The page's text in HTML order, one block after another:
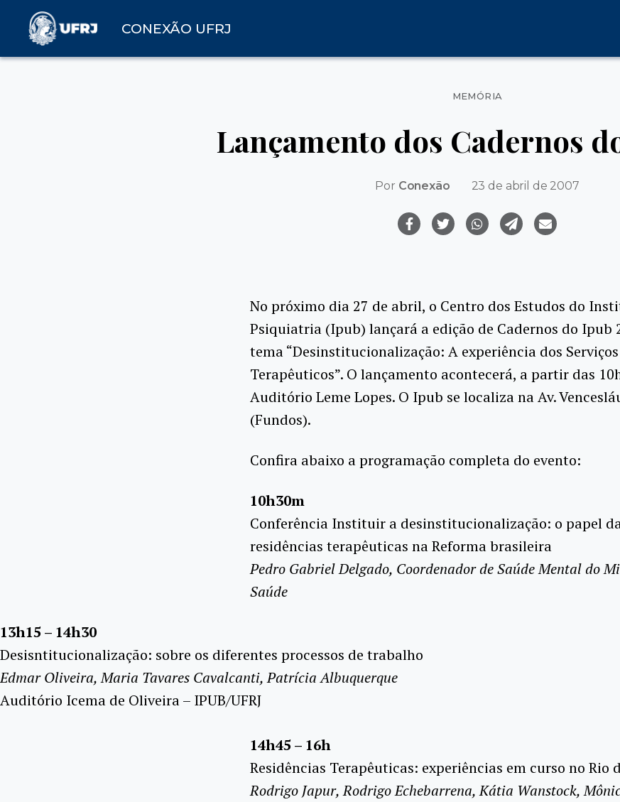
CONEXÃO UFRJ
Categorias
MEMÓRIA
Lançamento dos Cadernos
Por Conexão 23 de abril de 2007
No próximo dia 27 de abril, o Centro dos Estudos do
Psiquiatria (Ipub) lançará a edição de Cadernos do Ipub
tema “Desinstitucionalização: A experiência dos
Terapêuticos”. O lançamento acontecerá, a partir das
Auditório Leme Lopes. O Ipub se localiza na Av.
(Fundos).
Confira abaixo a programação completa do evento:
10h30m
Conferência Instituir a desinstitucionalização: o papel
residências terapêuticas na Reforma brasileira
Pedro Gabriel Delgado, Coordenador de Saúde Mental do
Saúde
13h15 – 14h30
Desisntitucionalização: sobre os diferentes processos de trabalho
Edmar Oliveira, Maria Tavares Cavalcanti, Patrícia Albuquerque
Auditório Icema de Oliveira – IPUB/UFRJ
14h45 – 16h
Residências Terapêuticas: experiências em curso no Rio
Rodrigo Japur, Rodrigo Echebarrena, Kátia Wanstock,